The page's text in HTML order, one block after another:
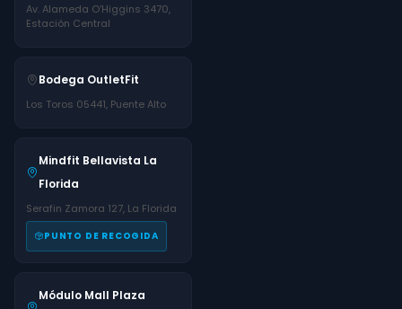
Av. Alameda O'Higgins 3470,
Estación Central
Bodega OutletFit
Los Toros 05441, Puente Alto
Mindfit Bellavista La
Florida
Serafin Zamora 127, La Florida
PUNTO DE RECOGIDA
Módulo Mall Plaza